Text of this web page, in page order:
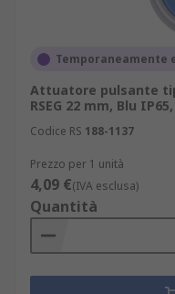
Temporaneamente
Attuatore pulsante
RSEG 22 mm, Blu
Codice RS 188-1137
Prezzo per 1 unità
4,09 €(IVA esclusa)
Quantità